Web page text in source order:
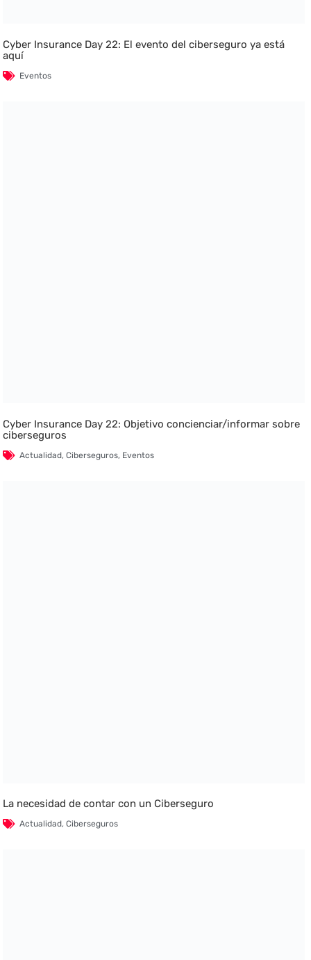
Cyber Insurance Day 22: El evento del ciberseguro ya está
aquí
Eventos
Cyber Insurance Day 22: Objetivo concienciar/informar sobre
ciberseguros
Actualidad,Ciberseguros, Eventos
La necesidad de contar con un Ciberseguro
Actualidad,Ciberseguros